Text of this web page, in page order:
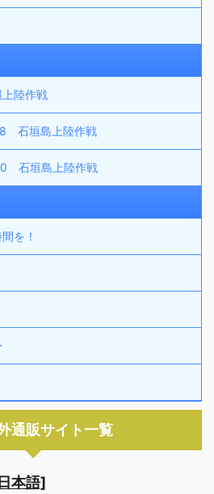
陸作戦
石垣島上陸作戦
石垣島上陸作戦
を！
通販サイト一覧
本語]